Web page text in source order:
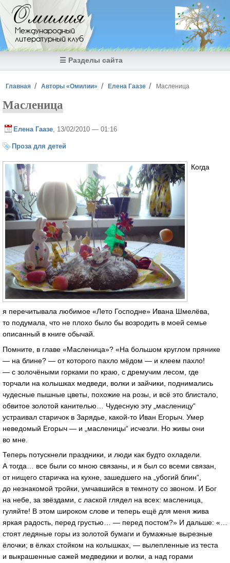
Перейти к основному содержанию
Омилия
Международный
литературный клуб
☰ Разделы сайта
Вы здесь
Главная Авторы «Омилии» Елена Гаазе Масленица
Масленица
Елена Гаазе , 13/02/2010 — 01:16
Проза для детей
Когда
я перечитывала любимое «Лето Господне» Ивана Шмелёва,
то подумала, что не плохо было бы возродить в моей семье
описанный в книге обычай.
Помните, в главе «Масленица»? «На большом круглом прянике
— на блине? — от которого пахло мёдом — и клеем пахло!
— с золочёными горками по краю, с дремучим лесом, где
торчали на колышках медведи, волки и зайчики, поднимались
чудесные пышные цветы, похожие на розы, и всё это блистало,
обвитое золотой канителью… Чудесную эту „масленицу“
устраивал старичок в Зарядье, какой-то Иван Егорыч. Умер
неведомый Егорыч — и „масленицы“ исчезли. Но живы они
во мне.
Теперь потускнели праздники, и люди как будто охладели.
А тогда… все были со мною связаны, и я был со всеми связан,
от нищего старичка на кухне, зашедшего на „убогий блин“,
до незнакомой тройки, умчавшийся в темноту со звоном. И Бог
на небе, за звёздами, с лаской глядел на всех: масленица,
гуляйте! В этом широком слове и теперь ещё для меня жива
яркая радость, перед грустью… — перед постом?» И дальше: «…
стоят ледяные горы из золотой бумаги и бумажные вырезные
ёлочки; в ёлках стойком на колышках, — вылепленные из теста
и выкрашенные сажей медведики и волки, а над горами